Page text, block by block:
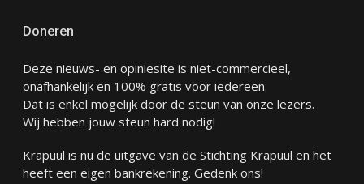
Doneren
Deze nieuws- en opiniesite is niet-commercieel,
onafhankelijk en 100% gratis voor iedereen.
Dat is enkel mogelijk door de steun van onze lezers.
Wij hebben jouw steun hard nodig!
Krapuul is nu de uitgave van de Stichting Krapuul en het
heeft een eigen bankrekening. Gedenk ons!